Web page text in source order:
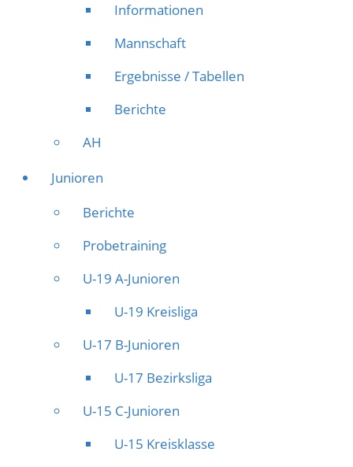
Informationen
Mannschaft
Ergebnisse / Tabellen
Berichte
AH
Junioren
Berichte
Probetraining
U-19 A-Junioren
U-19 Kreisliga
U-17 B-Junioren
U-17 Bezirksliga
U-15 C-Junioren
U-15 Kreisklasse